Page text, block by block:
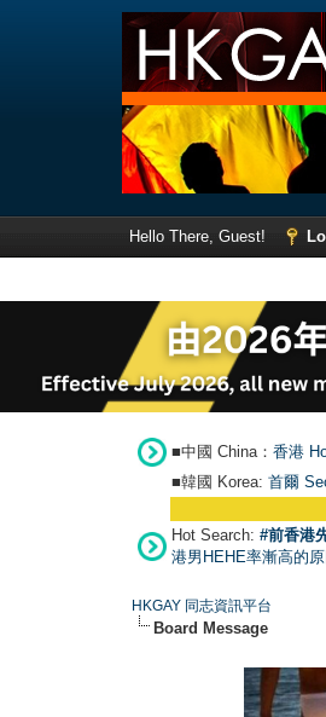
Hello There, Guest!
■中國 China： 香港
■韓國 Korea: 首爾
Hot Search: #前香港
港男HEHE率漸高的原
HKGAY 同志資訊平台
Board Message